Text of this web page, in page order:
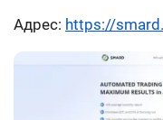
Адрес: https://